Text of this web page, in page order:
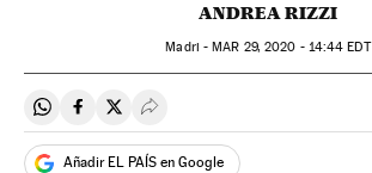
ANDREA RIZZI
Madri -MAR 29, 2020 - 14:44 EDT
Compartir en Whatsapp
Compartir en Facebook
Compartir en Twitter
Desplegar Redes Sociales
Añadir EL PAÍS en Google